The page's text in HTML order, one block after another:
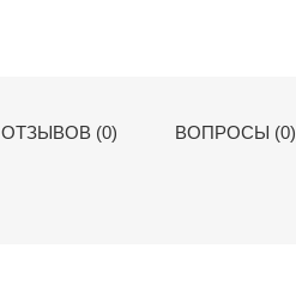
ОТЗЫВОВ (0) ВОПРОСЫ (0)